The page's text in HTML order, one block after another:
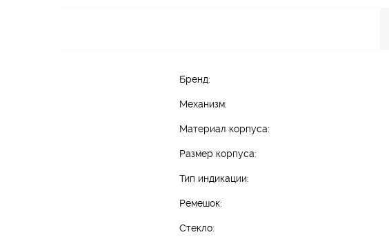
Бренд:
Механизм:
Материал корпуса:
Размер корпуса:
Тип индикации:
Ремешок:
Стекло: